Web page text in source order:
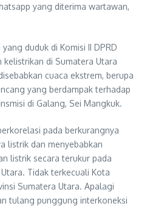
yang diterima wartawan,
duduk di Komisi II DPRD
di Sumatera Utara
cuaca ekstrem, berupa
yang berdampak terhadap
di Galang, Sei Mangkuk.
pada berkurangnya
listrik dan menyebabkan
listrik secara terukur pada
Tidak terkecuali Kota
Sumatera Utara. Apalagi
tulang punggung interkoneksi